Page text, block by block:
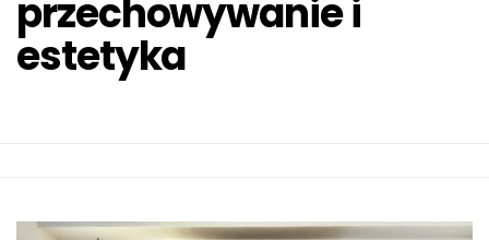
przechowywanie i
estetyka